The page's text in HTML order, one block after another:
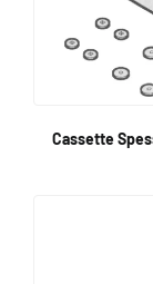
Cassette